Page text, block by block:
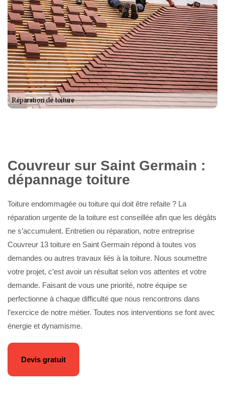
Couvreur sur Saint Germain :
dépannage toiture
Toiture endommagée ou toiture qui doit être refaite ? La
réparation urgente de la toiture est conseillée afin que les dégâts
ne s’accumulent. Entretien ou réparation, notre entreprise
Couvreur 13 toiture en Saint Germain répond à toutes vos
demandes ou autres travaux liés à la toiture. Nous soumettre
votre projet, c’est avoir un résultat selon vos attentes et votre
demande. Faisant de vous une priorité, notre équipe se
perfectionne à chaque difficulté que nous rencontrons dans
l’exercice de notre métier. Toutes nos interventions se font avec
énergie et dynamisme.
Devis gratuit